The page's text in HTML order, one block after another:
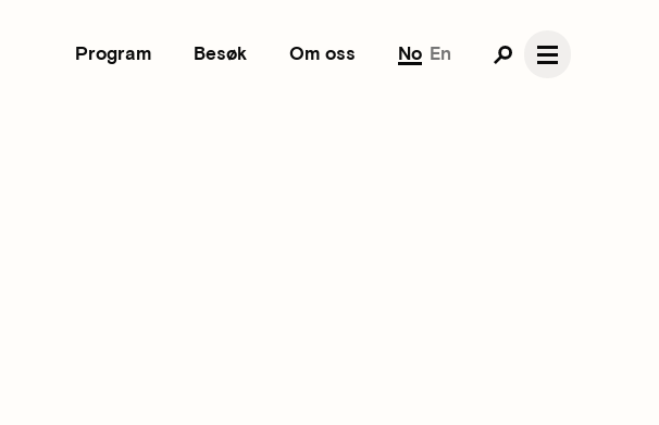
Program Besøk Om oss No En